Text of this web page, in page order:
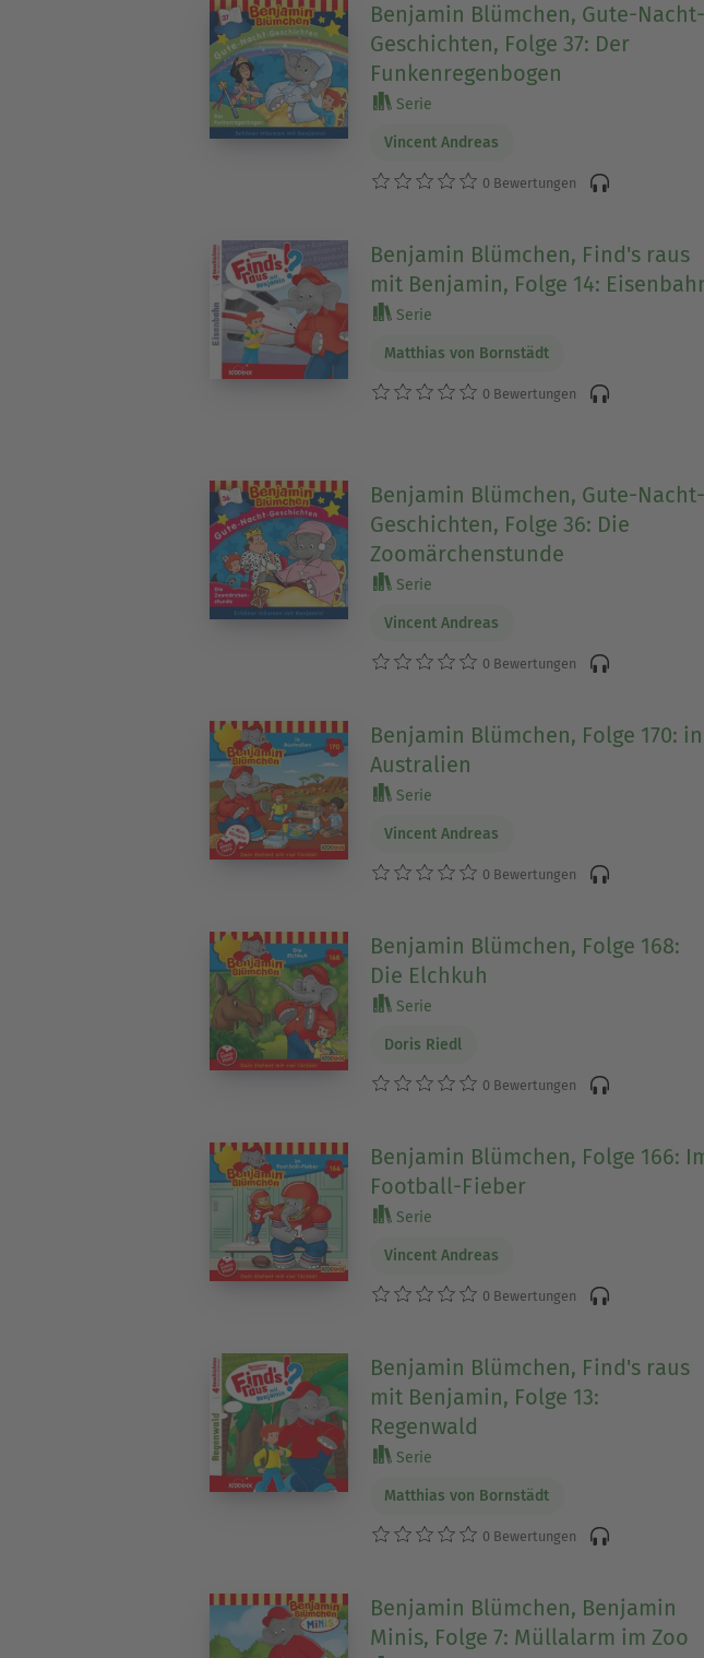
Benjamin Blümchen, Gute-Nacht-
Geschichten, Folge 37: Der
Funkenregenbogen
Serie
Vincent Andreas
0 Bewertungen
Benjamin Blümchen, Find's raus
mit Benjamin, Folge 14:
Serie
Matthias von Bornstädt
0 Bewertungen
Benjamin Blümchen, Gute-Nacht-
Geschichten, Folge 36: Die
Zoomärchenstunde
Serie
Vincent Andreas
0 Bewertungen
Benjamin Blümchen, Folge 170: in
Australien
Serie
Vincent Andreas
0 Bewertungen
Benjamin Blümchen, Folge 168:
Die Elchkuh
Serie
Doris Riedl
0 Bewertungen
Benjamin Blümchen, Folge 166:
Football-Fieber
Serie
Vincent Andreas
0 Bewertungen
Benjamin Blümchen, Find's raus
mit Benjamin, Folge 13:
Regenwald
Serie
Matthias von Bornstädt
0 Bewertungen
Benjamin Blümchen, Benjamin
Minis, Folge 7: Müllalarm im Zoo